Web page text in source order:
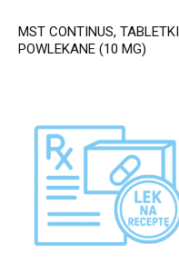
MST CONTINUS, TABLETKI
POWLEKANE (10 MG)